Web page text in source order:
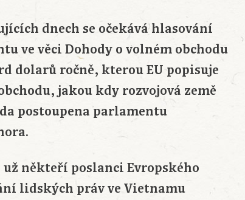
dnech se očekává hlasování
ve věci Dohody o volném obchodu
dolarů ročně, kterou EU popisuje
jakou kdy rozvojová země
postoupena parlamentu
někteří poslanci Evropského
lidských práv ve Vietnamu